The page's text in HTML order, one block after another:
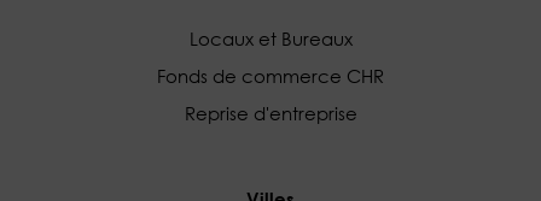
Locaux et Bureaux
Fonds de commerce CHR
Reprise d'entreprise